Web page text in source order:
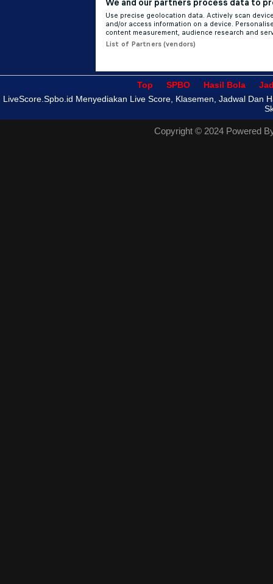
Top - - SPBO- - Hasil Bola- -
LiveScore.Spbo.id Menyediakan Live Score, Klasemen, Jadwal Dan
Copyright © 2024 Powered